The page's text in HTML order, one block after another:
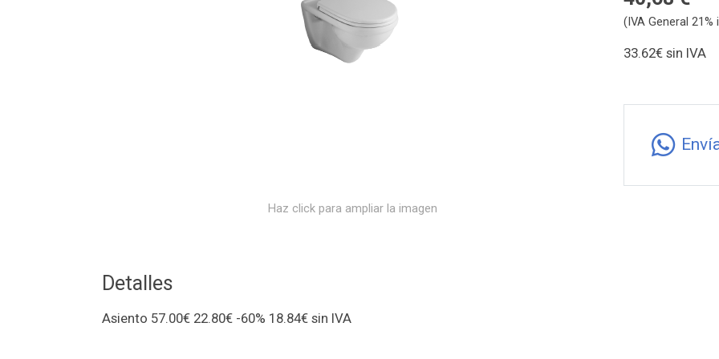
Haz click para ampliar la imagen
Detalles
Asiento 57.00€ 22.80€ -60% 18.84€ sin IVA
(IVA General 21%
33.62€ sin